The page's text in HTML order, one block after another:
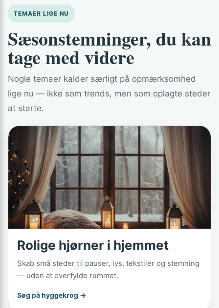
TEMAER LIGE NU
Sæsonstemninger, du kan
tage med videre
Nogle temaer kalder særligt på opmærksomhed
lige nu — ikke som trends, men som oplagte steder
at starte.
Rolige hjørner i hjemmet
Skab små steder til pauser, lys, tekstiler og stemning
— uden at overfylde rummet.
Søg på hyggekrog →